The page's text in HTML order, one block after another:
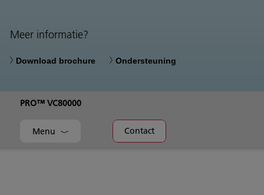
Meer informatie?
Download brochure Ondersteuning
PRO™ VC80000
Menu Contact